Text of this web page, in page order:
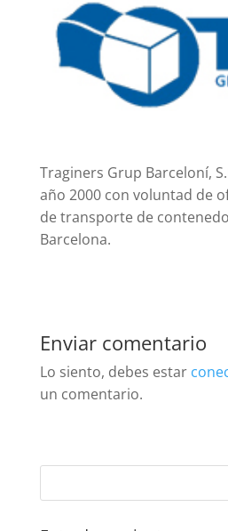
Traginers Grup Barceloní,
año 2000 con voluntad de
de transporte de
Barcelona.
Enviar comentario
Lo siento, debes estar
un comentario.